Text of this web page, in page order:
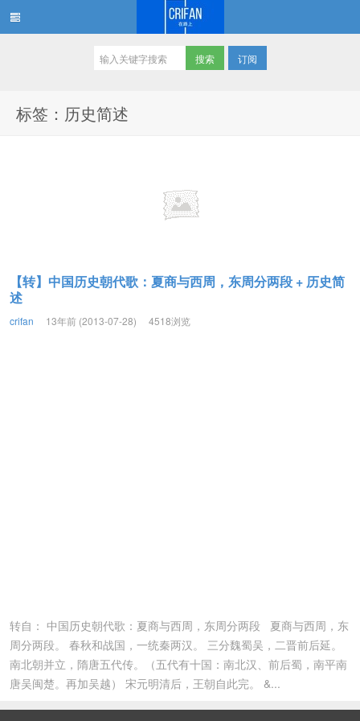
订阅
标签：历史简述
【转】中国历史朝代歌：夏商与西周，东周分两段 + 历史简
述
crifan 13年前 (2013-07-28) 4518浏览
转自： 中国历史朝代歌：夏商与西周，东周分两段 夏商与西周，东
周分两段。 春秋和战国，一统秦两汉。 三分魏蜀吴，二晋前后延。
南北朝并立，隋唐五代传。（五代有十国：南北汉、前后蜀，南平南
唐吴闽楚。再加吴越） 宋元明清后，王朝自此完。 &...